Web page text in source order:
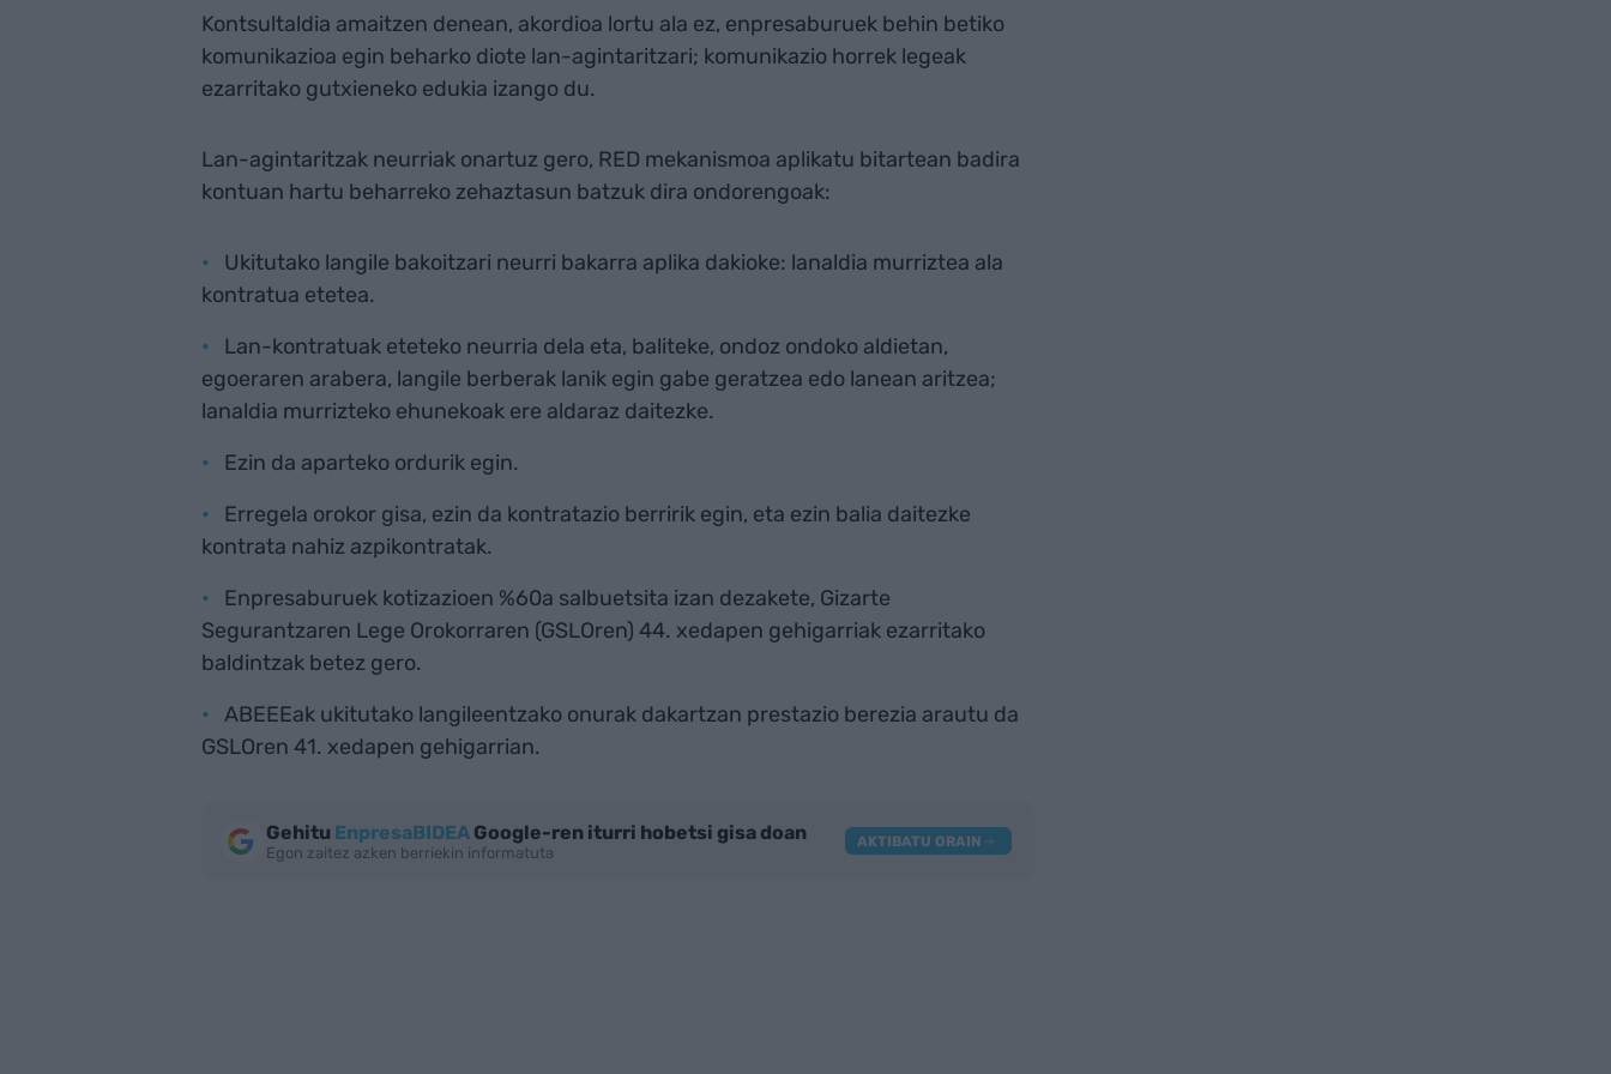
Kontsultaldia amaitzen denean, akordioa lortu ala ez, enpresaburuek behin betiko
komunikazioa egin beharko diote lan-agintaritzari; komunikazio horrek legeak
ezarritako gutxieneko edukia izango du.
Lan-agintaritzak neurriak onartuz gero, RED mekanismoa aplikatu bitartean badira
kontuan hartu beharreko zehaztasun batzuk dira ondorengoak:
Ukitutako langile bakoitzari neurri bakarra aplika dakioke: lanaldia murriztea ala
kontratua etetea.
Lan-kontratuak eteteko neurria dela eta, baliteke, ondoz ondoko aldietan,
egoeraren arabera, langile berberak lanik egin gabe geratzea edo lanean aritzea;
lanaldia murrizteko ehunekoak ere aldaraz daitezke.
Ezin da aparteko ordurik egin.
Erregela orokor gisa, ezin da kontratazio berririk egin, eta ezin balia daitezke
kontrata nahiz azpikontratak.
Enpresaburuek kotizazioen %60a salbuetsita izan dezakete, Gizarte
Segurantzaren Lege Orokorraren (GSLOren) 44. xedapen gehigarriak ezarritako
baldintzak betez gero.
ABEEEak ukitutako langileentzako onurak dakartzan prestazio berezia arautu da
GSLOren 41. xedapen gehigarrian.
Gehitu EnpresaBIDEAGoogle-ren iturri hobetsi gisa doan
Egon zaitez azken berriekin informatuta
AKTIBATU ORAIN